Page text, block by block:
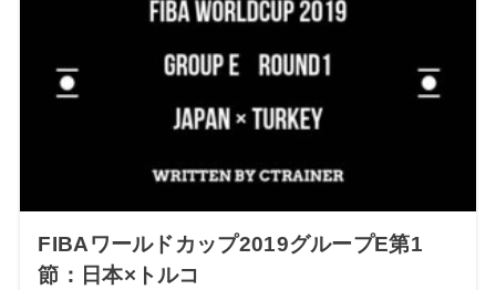
FIBAワールドカップ2019グループE第1
節：日本×トルコ